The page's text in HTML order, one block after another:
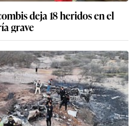
deja 18 heridos en el
grave